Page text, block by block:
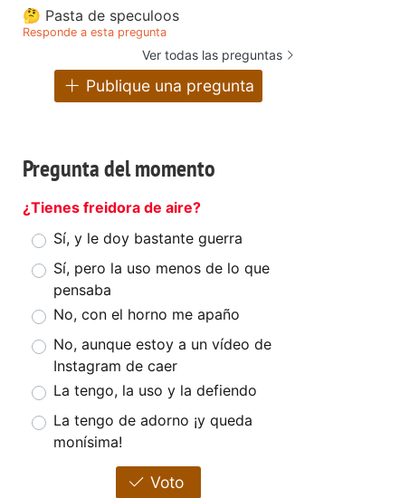
🤔 Pasta de speculoos
Responde a esta pregunta
Ver todas las preguntas
Publique una pregunta
Pregunta del momento
¿Tienes freidora de aire?
Sí, y le doy bastante guerra
Sí, pero la uso menos de lo que
pensaba
No, con el horno me apaño
No, aunque estoy a un vídeo de
Instagram de caer
La tengo, la uso y la defiendo
La tengo de adorno ¡y queda
monísima!
Voto